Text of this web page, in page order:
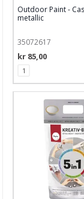
Outdoor Paint -
metallic
35072617
kr 85,00